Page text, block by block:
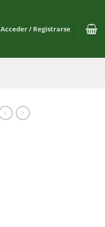
Acceder / Registrarse